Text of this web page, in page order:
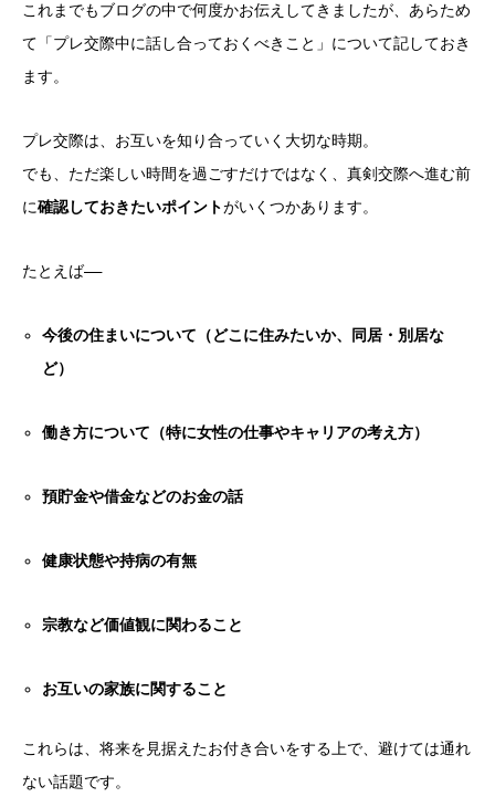
これまでもブログの中で何度かお伝えしてきましたが、あらため
て「プレ交際中に話し合っておくべきこと」について記しておき
ます。
プレ交際は、お互いを知り合っていく大切な時期。
でも、ただ楽しい時間を過ごすだけではなく、真剣交際へ進む前
に確認しておきたいポイントがいくつかあります。
たとえば——
今後の住まいについて（どこに住みたいか、同居・別居な
ど）
働き方について（特に女性の仕事やキャリアの考え方）
預貯金や借金などのお金の話
健康状態や持病の有無
宗教など価値観に関わること
お互いの家族に関すること
これらは、将来を見据えたお付き合いをする上で、避けては通れ
ない話題です。